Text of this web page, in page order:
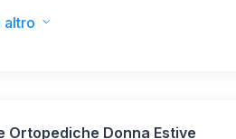
cap for Outdoor Sport
altro
Ortopediche Donna Estive